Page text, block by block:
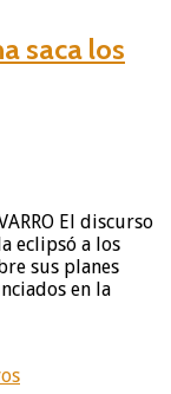
saca los
El discurso
eclipsó a los
sus planes
en la